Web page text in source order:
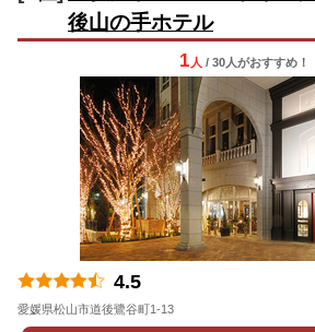
後山の手ホテル
1 人 / 30人がおすすめ！
4.5
愛媛県松山市道後鷺谷町1-13